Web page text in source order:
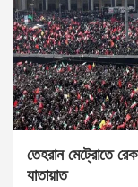
তেহরান মেট্রোতে
যাতায়াত